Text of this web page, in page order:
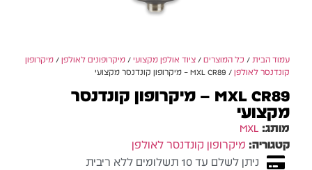
עמוד הבית / כל המוצרים /ציוד אולפן מקצועי /מיקרופונים לאולפן /מיקרופון
קונדנסר לאולפן / MXL CR89 – מיקרופון קונדנסר מקצועי
MXL CR89 – מיקרופון קונדנסר
מקצועי
מותג: MXL
קטגוריה: מיקרופון קונדנסר לאולפן
ניתן לשלם עד 10 תשלומים ללא ריבית